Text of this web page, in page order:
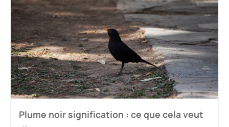
Plume noir signification : ce que cela veut